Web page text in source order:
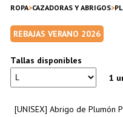
ROPA CAZADORAS Y ABRIGOS
REBAJAS VERANO 2026
Tallas disponibles
1
[UNISEX] Abrigo de Plumón